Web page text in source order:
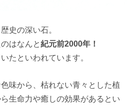
史の深い石。
はなんと紀元前2000年！
たといわれています。
味から、枯れない青々とした植
生命力や癒しの効果があるとい